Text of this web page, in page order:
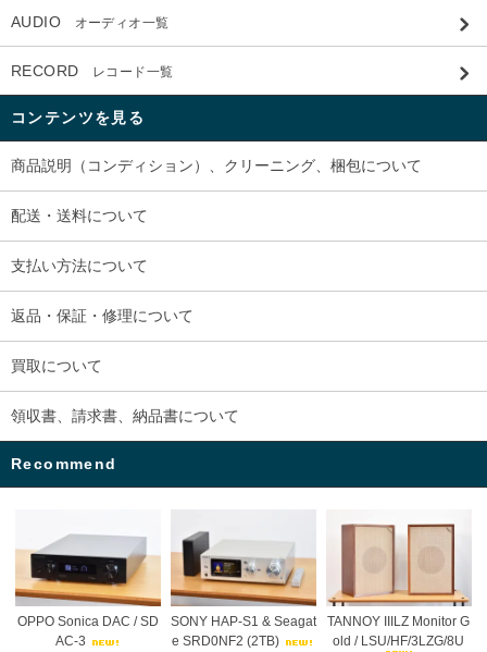
AUDIO オーディオ一覧
RECORD レコード一覧
コンテンツを見る
商品説明（コンディション）、クリーニング、梱包について
配送・送料について
支払い方法について
返品・保証・修理について
買取について
領収書、請求書、納品書について
Recommend
OPPO Sonica DAC / SD
AC-3
SONY HAP-S1 & Seagat
e SRD0NF2 (2TB)
TANNOY IIILZ Monitor G
old / LSU/HF/3LZG/8U